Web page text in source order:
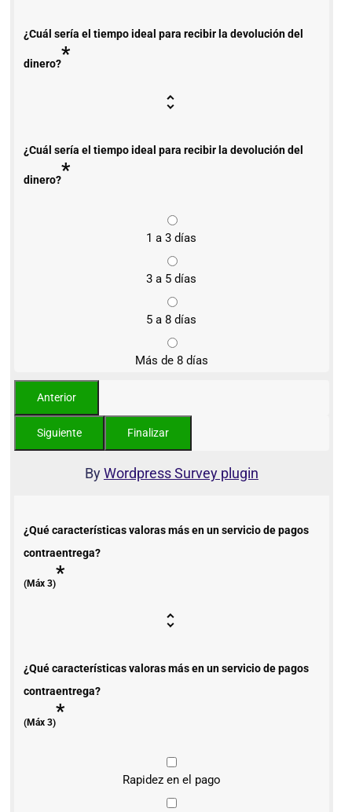
¿Cuál sería el tiempo ideal para recibir la devolución del
dinero?*
¿Cuál sería el tiempo ideal para recibir la devolución del
dinero?*
1 a 3 días
3 a 5 días
5 a 8 días
Más de 8 días
ByWordpress Survey plugin
¿Qué características valoras más en un servicio de pagos
contraentrega?
(Máx 3)*
¿Qué características valoras más en un servicio de pagos
contraentrega?
(Máx 3)*
Rapidez en el pago